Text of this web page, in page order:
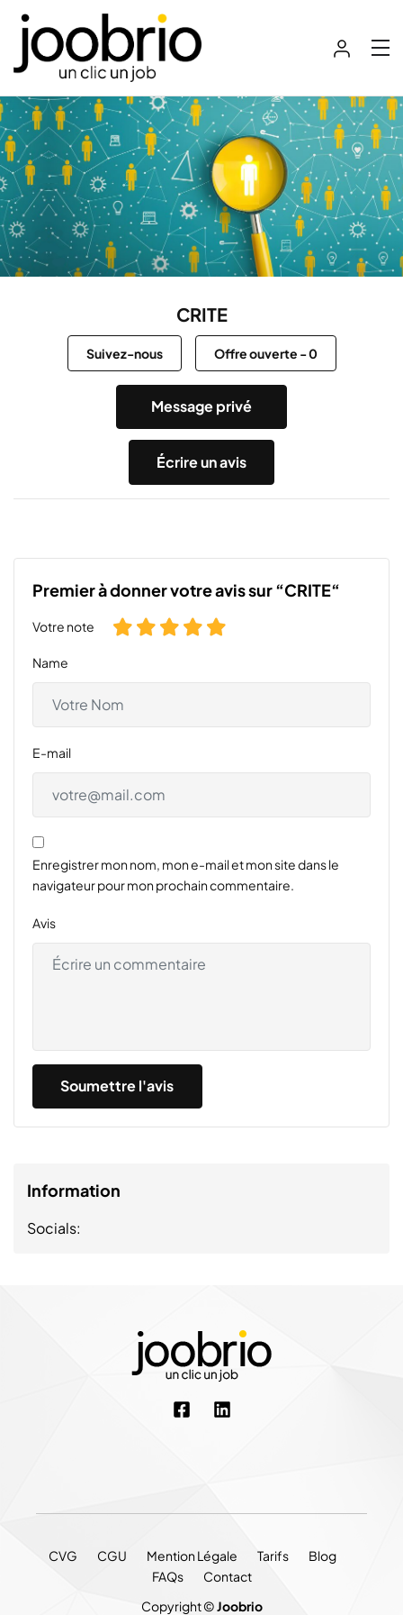
CRITE
Suivez-nous Offre ouverte -0
Message privé
Écrire un avis
Premier à donner votre avis sur “CRITE“
Votre note
Name
E-mail
Enregistrer mon nom, mon e-mail et mon site dans le
navigateur pour mon prochain commentaire.
Avis
Information
Socials:
CVG CGU Mention Légale Tarifs
Blog
FAQs
Contact
Copyright ©Joobrio